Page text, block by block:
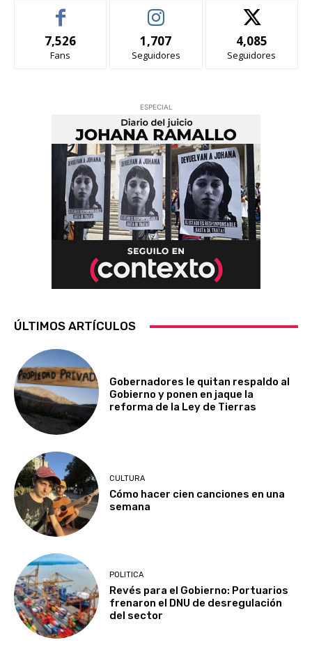
7,526
Fans
1,707
Seguidores
4,085
Seguidores
ESPECIAL
ÚLTIMOS ARTÍCULOS
Gobernadores le quitan respaldo al
Gobierno y ponen en jaque la
reforma de la Ley de Tierras
CULTURA
Cómo hacer cien canciones en una
semana
POLITICA
Revés para el Gobierno: Portuarios
frenaron el DNU de desregulación
del sector